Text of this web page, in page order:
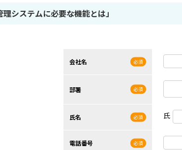
システムに必要な機能とは」
会社名
部署
氏名 氏
電話番号